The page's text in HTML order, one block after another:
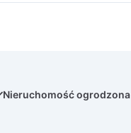
Nieruchomość ogrodzona